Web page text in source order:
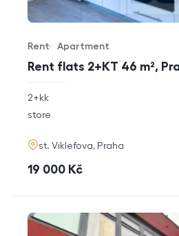
Rent flats 2+KT 46 m²,
Offer type
Rent
Property type
Apartment
rozměry
disposition
2+kk
funkce
store
adresa
st. Viklefova, Praha
cena
19 000 Kč